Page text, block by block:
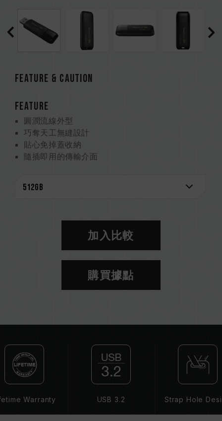
FEATURE & CAUTION
FEATURE
圓潤流線外型
巧奪天工無縫設計
貼心免掉蓋收納
隨插即用的傳輸介面
產品終身保固，免費技術支援服務
加入比較
購買據點
Warranty USB 3.2 Strap Hole